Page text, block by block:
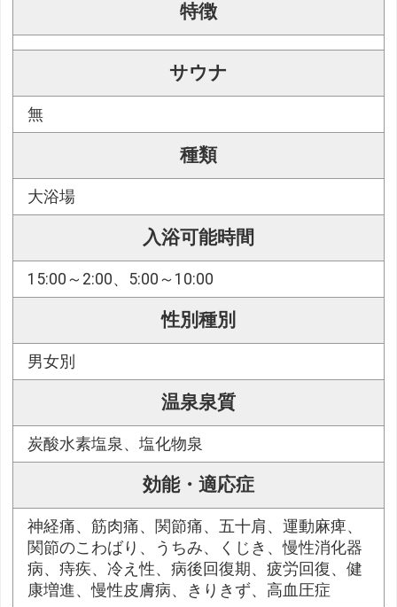
特徴
サウナ
無
種類
大浴場
入浴可能時間
15:00～2:00、5:00～10:00
性別種別
男女別
温泉泉質
炭酸水素塩泉、塩化物泉
効能・適応症
神経痛、筋肉痛、関節痛、五十肩、運動麻痺、
関節のこわばり、うちみ、くじき、慢性消化器
病、痔疾、冷え性、病後回復期、疲労回復、健
康増進、慢性皮膚病、きりきず、高血圧症